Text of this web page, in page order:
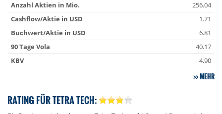
Anzahl Aktien in Mio.
256.04
Cashflow/Aktie in USD
1.71
Buchwert/Aktie in USD
6.81
90 Tage Vola
40.17
KBV
4.90
MEHR
RATING FÜR TETRA TECH: